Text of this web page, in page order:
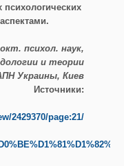
психол. наук,
и теории
Украины, Киев
Источники:
2429370/page:21/